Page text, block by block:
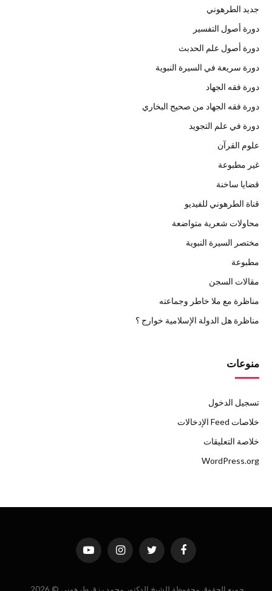
جديد الطرهوني
دورة أصول التفسير
دورة أصول علم الحدبث
دورة سريعة في السيرة النبوية
دورة فقه الجهاد
دورة فقه الجهاد من صحيح البخاري
دورة في علم التجويد
علوم القرآن
غير مطبوعة
قضايا ساخنة
قناة الطرهوني للفيديو
محاولات شعرية متواضعة
مختصر السيرة النبوية
مطبوعة
مقالات السجن
مناظرة مع ملا خاطر وجماعته
مناظرة هل الدولة الإسلامية خوارج ؟
منوعات
تسجيل الدخول
خلاصات Feed الإدخالات
خلاصة التعليقات
WordPress.org
فيسبوك تويتر الانستغراميوتيوب